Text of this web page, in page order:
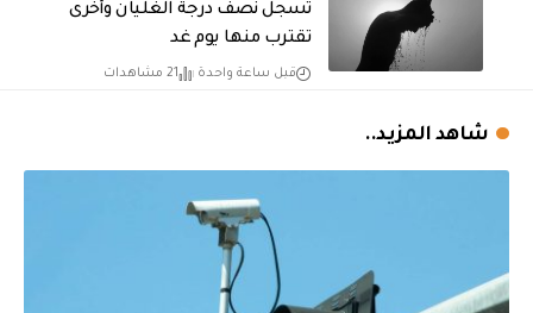
تسجل نصف درجة الغليان وأخرى
تقترب منها يوم غد
قبل ساعة واحدة 21 مشاهدات
شاهد المزيد..